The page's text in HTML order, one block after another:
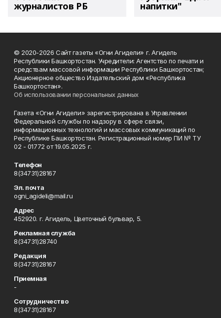
журналистов РБ напитки"
© 2020-2026 Сайт газеты «Огни Агидели» г. Агидель
Республики Башкортостан. Учредители: Агентство по печати и
средствам массовой информации Республики Башкортостан;
Акционерное общество Издательский дом «Республика
Башкортостан».
Об использовании персональных данных
Газета «Огни Агидели» зарегистрирована в Управлении
Федеральной службы по надзору в сфере связи,
информационных технологий и массовых коммуникаций по
Республике Башкортостан. Регистрационный номер ПИ № ТУ
02 - 01772 от 19.05.2025 г.
Телефон
8(34731)28167
Эл. почта
ogni_agideli@mail.ru
Адрес
452920. г. Агидель, Цветочный бульвар, 5.
Рекламная служба
8(34731)28740
Редакция
8(34731)28167
Приемная
-
Сотрудничество
8(34731)28167